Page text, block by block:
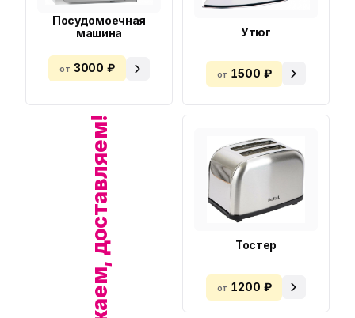
Посудомоечная
машина
от 3000 ₽
Утюг
от 1500 ₽
Тостер
от 1200 ₽
Выезжаем, доставляем!